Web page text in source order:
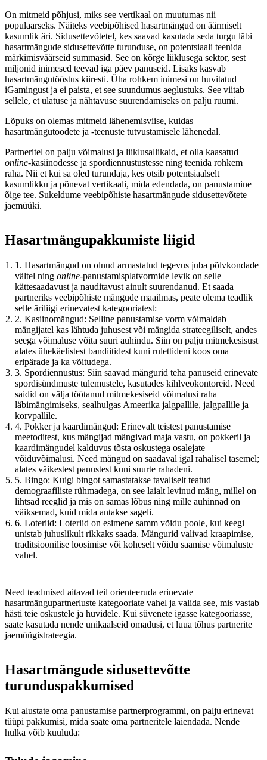
On mitmeid põhjusi, miks see vertikaal on muutumas nii
populaarseks. Näiteks veebipõhised hasartmängud on äärmiselt
kasumlik äri. Sidusettevõtetel, kes saavad kasutada seda turgu läbi
hasartmängude sidusettevõtte turunduse, on potentsiaali teenida
märkimisväärseid summasid. See on kõrge liiklusega sektor, sest
miljonid inimesed teevad iga päev panuseid. Lisaks kasvab
hasartmängutööstus kiiresti. Üha rohkem inimesi on huvitatud
iGamingust ja ei paista, et see suundumus aeglustuks. See viitab
sellele, et ulatuse ja nähtavuse suurendamiseks on palju ruumi.
Lõpuks on olemas mitmeid lähenemisviise, kuidas
hasartmängutoodete ja -teenuste tutvustamisele lähenedal.
Partneritel on palju võimalusi ja liiklusallikaid, et olla kaasatud
online-kasiinodesse ja spordiennustustesse ning teenida rohkem
raha. Nii et kui sa oled turundaja, kes otsib potentsiaalselt
kasumlikku ja põnevat vertikaali, mida edendada, on panustamine
õige tee. Sukeldume veebipõhiste hasartmängude sidusettevõtete
jaemüüki.
Hasartmängupakkumiste liigid
1. Hasartmängud on olnud armastatud tegevus juba põlvkondade
vältel ning online-panustamisplatvormide levik on selle
kättesaadavust ja nauditavust ainult suurendanud. Et saada
partneriks veebipõhiste mängude maailmas, peate olema teadlik
selle äriliigi erinevatest kategooriatest:
2. Kasiinomängud: Selline panustamise vorm võimaldab
mängijatel kas lähtuda juhusest või mängida strateegiliselt, andes
seega võimaluse võita suuri auhindu. Siin on palju mitmekesisust
alates ühekäelistest bandiitidest kuni rulettideni koos oma
eripärade ja ka võitudega.
3. Spordiennustus: Siin saavad mängurid teha panuseid erinevate
spordisündmuste tulemustele, kasutades kihlveokontoreid. Need
saidid on välja töötanud mitmekesiseid võimalusi raha
läbimängimiseks, sealhulgas Ameerika jalgpallile, jalgpallile ja
korvpallile.
4. Pokker ja kaardimängud: Erinevalt teistest panustamise
meetoditest, kus mängijad mängivad maja vastu, on pokkeril ja
kaardimängudel kalduvus tõsta oskustega osalejate
võiduvõimalusi. Need mängud on saadaval igal rahalisel tasemel;
alates väikestest panustest kuni suurte rahadeni.
5. Bingo: Kuigi bingot samastatakse tavaliselt teatud
demograafiliste rühmadega, on see laialt levinud mäng, millel on
lihtsad reeglid ja mis on samas lõbus ning mille auhinnad on
väiksemad, kuid mida antakse sageli.
6. Loteriid: Loteriid on esimene samm võidu poole, kui keegi
unistab juhuslikult rikkaks saada. Mängurid valivad kraapimise,
traditsioonilise loosimise või koheselt võidu saamise võimaluste
vahel.
Need teadmised aitavad teil orienteeruda erinevate
hasartmängupartnerluste kategooriate vahel ja valida see, mis vastab
hästi teie oskustele ja huvidele. Kui süvenete igasse kategooriasse,
saate kasutada nende unikaalseid omadusi, et luua tõhus partnerite
jaemüügistrateegia.
Hasartmängude sidusettevõtte
turunduspakkumised
Kui alustate oma panustamise partnerprogrammi, on palju erinevat
tüüpi pakkumisi, mida saate oma partneritele laiendada. Nende
hulka võib kuuluda: